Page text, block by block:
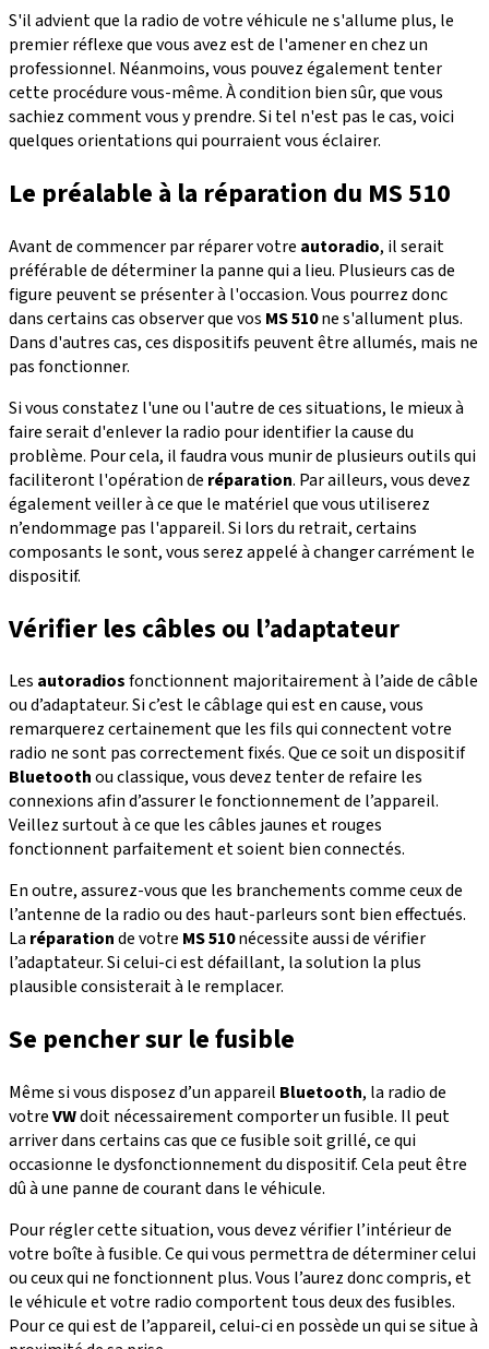
S'il advient que la radio de votre véhicule ne s'allume plus, le
premier réflexe que vous avez est de l'amener en chez un
professionnel. Néanmoins, vous pouvez également tenter
cette procédure vous-même. À condition bien sûr, que vous
sachiez comment vous y prendre. Si tel n'est pas le cas, voici
quelques orientations qui pourraient vous éclairer.
Le préalable à la réparation du MS 510
Avant de commencer par réparer votre autoradio, il serait
préférable de déterminer la panne qui a lieu. Plusieurs cas de
figure peuvent se présenter à l'occasion. Vous pourrez donc
dans certains cas observer que vos MS 510ne s'allument plus.
Dans d'autres cas, ces dispositifs peuvent être allumés, mais ne
pas fonctionner.
Si vous constatez l'une ou l'autre de ces situations, le mieux à
faire serait d'enlever la radio pour identifier la cause du
problème. Pour cela, il faudra vous munir de plusieurs outils qui
faciliteront l'opération de réparation. Par ailleurs, vous devez
également veiller à ce que le matériel que vous utiliserez
n’endommage pas l'appareil. Si lors du retrait, certains
composants le sont, vous serez appelé à changer carrément le
dispositif.
Vérifier les câbles ou l’adaptateur
Les autoradiosfonctionnent majoritairement à l’aide de câble
ou d’adaptateur. Si c’est le câblage qui est en cause, vous
remarquerez certainement que les fils qui connectent votre
radio ne sont pas correctement fixés. Que ce soit un dispositif
Bluetoothou classique, vous devez tenter de refaire les
connexions afin d’assurer le fonctionnement de l’appareil.
Veillez surtout à ce que les câbles jaunes et rouges
fonctionnent parfaitement et soient bien connectés.
En outre, assurez-vous que les branchements comme ceux de
l’antenne de la radio ou des haut-parleurs sont bien effectués.
La réparationde votre MS 510nécessite aussi de vérifier
l’adaptateur. Si celui-ci est défaillant, la solution la plus
plausible consisterait à le remplacer.
Se pencher sur le fusible
Même si vous disposez d’un appareil Bluetooth, la radio de
votreVWdoit nécessairement comporter un fusible. Il peut
arriver dans certains cas que ce fusible soit grillé, ce qui
occasionne le dysfonctionnement du dispositif. Cela peut être
dû à une panne de courant dans le véhicule.
Pour régler cette situation, vous devez vérifier l’intérieur de
votre boîte à fusible. Ce qui vous permettra de déterminer celui
ou ceux qui ne fonctionnent plus. Vous l’aurez donc compris, et
le véhicule et votre radio comportent tous deux des fusibles.
Pour ce qui est de l’appareil, celui-ci en possède un qui se situe à